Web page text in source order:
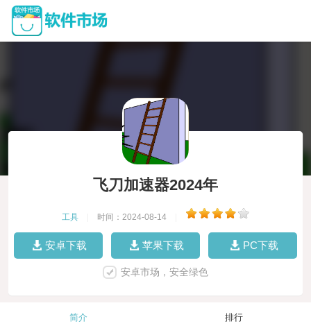
飞刀加速器2024年
工具 时间：2024-08-14
安卓下载 苹果下载 PC下载
安卓市场，安全绿色
简介 排行